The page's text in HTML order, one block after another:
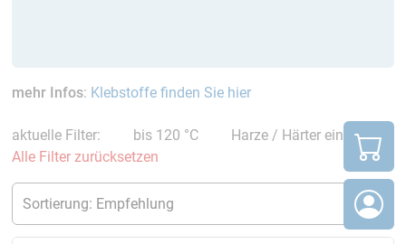
mehr Infos: Klebstoffe finden Sie hier
aktuelle Filter: bis 120 °C
Harze / Härter einzeln
Alle Filter zurücksetzen